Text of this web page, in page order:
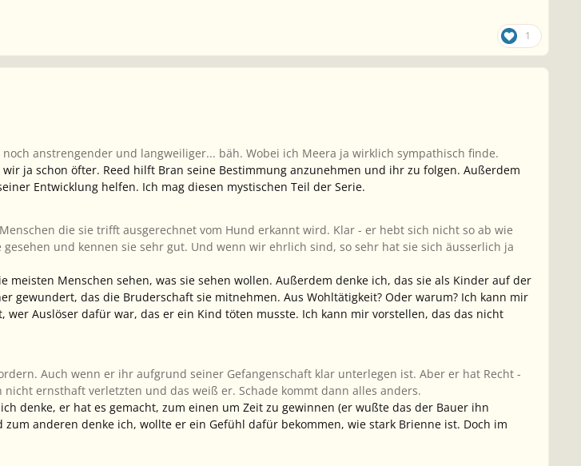
1
anstrengender und langweiliger... bäh. Wobei ich Meera ja wirklich sympathisch finde.
ja schon öfter. Reed hilft Bran seine Bestimmung anzunehmen und ihr zu folgen. Außerdem
Entwicklung helfen. Ich mag diesen mystischen Teil der Serie.
die sie trifft ausgerechnet vom Hund erkannt wird. Klar - er hebt sich nicht so ab wie
und kennen sie sehr gut. Und wenn wir ehrlich sind, so sehr hat sie sich äusserlich ja
Menschen sehen, was sie sehen wollen. Außerdem denke ich, das sie als Kinder auf der
gewundert, das die Bruderschaft sie mitnehmen. Aus Wohltätigkeit? Oder warum? Ich kann mir
Auslöser dafür war, das er ein Kind töten musste. Ich kann mir vorstellen, das das nicht
Auch wenn er ihr aufgrund seiner Gefangenschaft klar unterlegen ist. Aber er hat Recht -
ernsthaft verletzten und das weiß er. Schade kommt dann alles anders.
denke, er hat es gemacht, zum einen um Zeit zu gewinnen (er wußte das der Bauer ihn
anderen denke ich, wollte er ein Gefühl dafür bekommen, wie stark Brienne ist. Doch im